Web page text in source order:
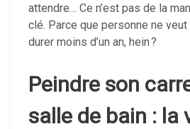
attendre… Ce n’est pas de la
clé. Parce que personne ne
durer moins d’un an, hein ?
Peindre son
salle de bain : la